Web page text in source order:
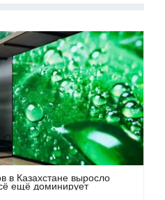
в Казахстане выросло
ещё доминирует